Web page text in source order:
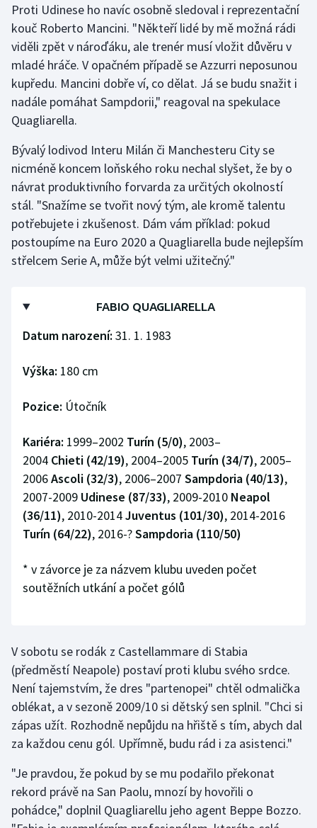
Ragby
Rychlobruslení
Rychlostní kanoistika
Sportovní střelba
Stolní tenis
Triatlon
Vodní slalom
Volejbal
Ostatní
Proti Udinese ho navíc osobně sledoval i reprezentační
kouč Roberto Mancini. "Někteří lidé by mě možná rádi
viděli zpět v nároďáku, ale trenér musí vložit důvěru v
mladé hráče. V opačném případě se Azzurri neposunou
kupředu. Mancini dobře ví, co dělat. Já se budu snažit i
nadále pomáhat Sampdorii," reagoval na spekulace
Quagliarella.
Bývalý lodivod Interu Milán či Manchesteru City se
nicméně koncem loňského roku nechal slyšet, že by o
návrat produktivního forvarda za určitých okolností
stál. "Snažíme se tvořit nový tým, ale kromě talentu
potřebujete i zkušenost. Dám vám příklad: pokud
postoupíme na Euro 2020 a Quagliarella bude nejlepším
střelcem Serie A, může být velmi užitečný."
FABIO QUAGLIARELLA
Datum narození: 31. 1. 1983
Výška: 180 cm
Pozice: Útočník
Kariéra: 1999–2002 Turín (5/0), 2003–
2004 Chieti (42/19), 2004–2005 Turín (34/7), 2005–
2006Ascoli (32/3), 2006–2007 Sampdoria (40/13),
2007-2009 Udinese (87/33), 2009-2010 Neapol
(36/11), 2010-2014Juventus (101/30), 2014-2016
Turín (64/22), 2016-?Sampdoria (110/50)
* v závorce je za názvem klubu uveden počet
soutěžních utkání a počet gólů
V sobotu se rodák z Castellammare di Stabia
(předměstí Neapole) postaví proti klubu svého srdce.
Není tajemstvím, že dres "partenopei" chtěl odmalička
oblékat, a v sezoně 2009/10 si dětský sen splnil. "Chci si
zápas užít. Rozhodně nepůjdu na hřiště s tím, abych dal
za každou cenu gól. Upřímně, budu rád i za asistenci."
"Je pravdou, že pokud by se mu podařilo překonat
rekord právě na San Paolu, mnozí by hovořili o
pohádce," doplnil Quagliarellu jeho agent Beppe Bozzo.